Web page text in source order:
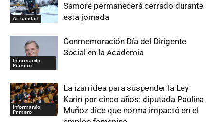
Actualidad
Samoré permanecerá cerrado durante
esta jornada
Informando
Primero
Conmemoración Día del Dirigente
Social en la Academia
Informando
Primero
Lanzan idea para suspender la Ley
Karin por cinco años: diputada Paulina
Muñoz dice que norma impactó en el